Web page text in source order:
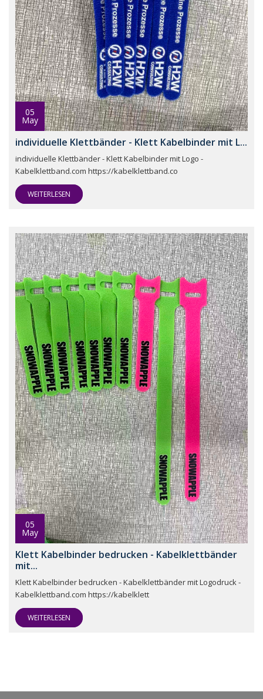
05
May
individuelle Klettbänder - Klett Kabelbinder mit L...
individuelle Klettbänder - Klett Kabelbinder mit Logo -
Kabelklettband.com https://kabelklettband.co
WEITERLESEN
05
May
Klett Kabelbinder bedrucken - Kabelklettbänder
mit...
Klett Kabelbinder bedrucken - Kabelklettbänder mit Logodruck -
Kabelklettband.com https://kabelklett
WEITERLESEN